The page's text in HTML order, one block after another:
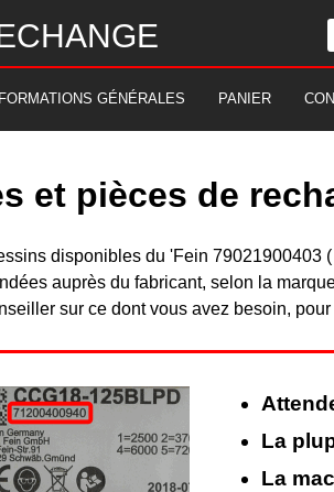
GÉNÉRALES PANIER
et pièces de
disponibles du 'Fein
auprès du fabricant, selon la
sur ce dont vous avez besoin,
La
La